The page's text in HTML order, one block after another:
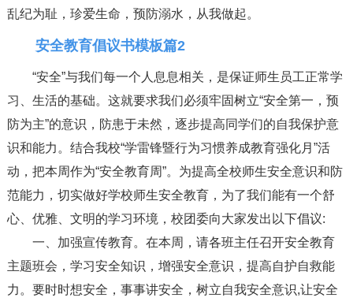
乱纪为耻，珍爱生命，预防溺水，从我做起。
安全教育倡议书模板篇2
“安全”与我们每一个人息息相关，是保证师生员工正常学
习、生活的基础。这就要求我们必须牢固树立“安全第一，预
防为主”的意识，防患于未然，逐步提高同学们的自我保护意
识和能力。结合我校“学雷锋暨行为习惯养成教育强化月”活
动，把本周作为“安全教育周”。为提高全校师生安全意识和防
范能力，切实做好学校师生安全教育，为了我们能有一个舒
心、优雅、文明的学习环境，校团委向大家发出以下倡议:
一、加强宣传教育。在本周，请各班主任召开安全教育
主题班会，学习安全知识，增强安全意识，提高自护自救能
力。要时时想安全，事事讲安全，树立自我安全意识,让安全